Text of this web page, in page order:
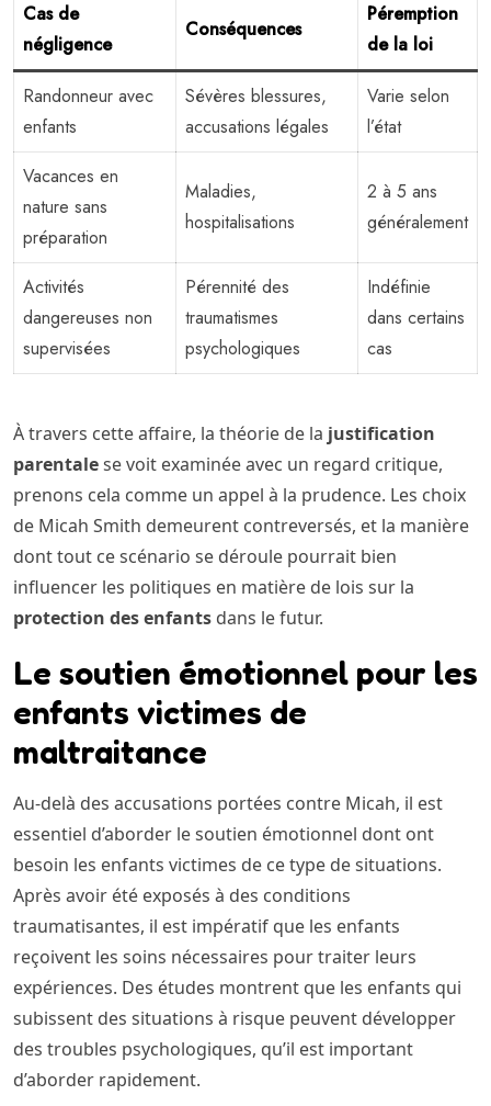
Cas de
négligence
Conséquences
Péremption
de la loi
Randonneur avec
enfants
Sévères blessures,
accusations légales
Varie selon
l’état
Vacances en
nature sans
préparation
Maladies,
hospitalisations
2 à 5 ans
généralement
Activités
dangereuses non
supervisées
Pérennité des
traumatismes
psychologiques
Indéfinie
dans certains
cas
À travers cette affaire, la théorie de la justification
parentalese voit examinée avec un regard critique,
prenons cela comme un appel à la prudence. Les choix
de Micah Smith demeurent contreversés, et la manière
dont tout ce scénario se déroule pourrait bien
influencer les politiques en matière de lois sur la
protection des enfants dans le futur.
Le soutien émotionnel pour les
enfants victimes de
maltraitance
Au-delà des accusations portées contre Micah, il est
essentiel d’aborder le soutien émotionnel dont ont
besoin les enfants victimes de ce type de situations.
Après avoir été exposés à des conditions
traumatisantes, il est impératif que les enfants
reçoivent les soins nécessaires pour traiter leurs
expériences. Des études montrent que les enfants qui
subissent des situations à risque peuvent développer
des troubles psychologiques, qu’il est important
d’aborder rapidement.